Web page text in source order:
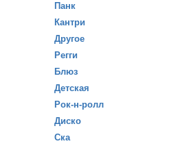
Панк
Кантри
Другое
Регги
Блюз
Детская
Рок-н-ролл
Диско
Ска